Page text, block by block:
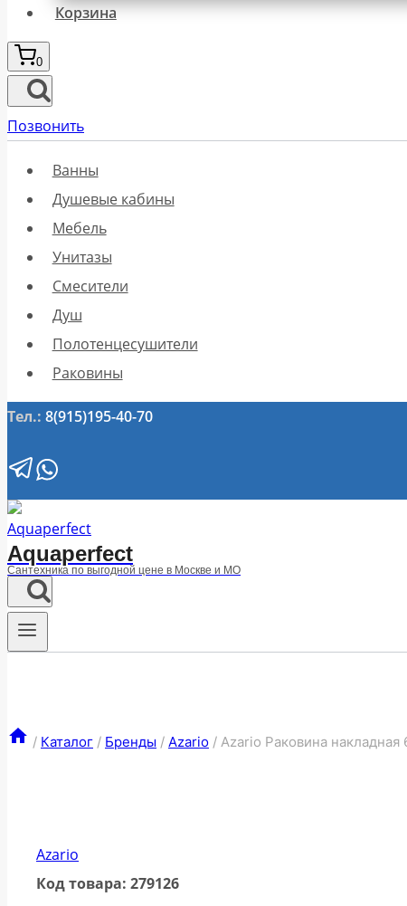
Корзина
0
Позвонить
Ванны
Душевые кабины
Мебель
Унитазы
Смесители
Душ
Полотенцесушители
Раковины
Тел.: 8(915)195-40-70
Aquaperfect
Сантехника по выгодной цене в Москве и МО
/ Каталог / Бренды / Azario / Azario Раковина накладная
Azario
Код товара: 279126